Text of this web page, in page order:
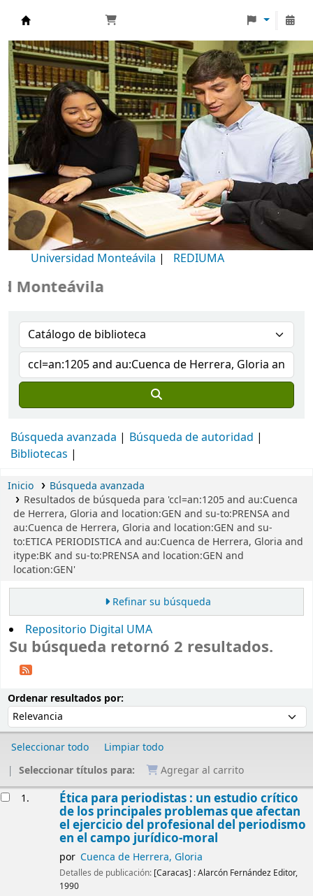
Biblioteca Universidad Monteávila
Universidad Monteávila | REDIUMA
Búsqueda avanzada
Búsqueda de autoridad
Bibliotecas
Inicio
Búsqueda avanzada
Resultados de búsqueda para 'ccl=an:1205 and au:Cuenca
de Herrera, Gloria and location:GEN and su-to:PRENSA and
au:Cuenca de Herrera, Gloria and location:GEN and su-
to:ETICA PERIODISTICA and au:Cuenca de Herrera, Gloria and
itype:BK and su-to:PRENSA and location:GEN and
location:GEN'
Refinar su búsqueda
Repositorio Digital UMA
Su búsqueda retornó 2 resultados.
Ordenar resultados por:
Seleccionar todo
Limpiar todo
Seleccionar títulos para:
Agregar al carrito
1. Ética para periodistas : un estudio crítico
de los principales problemas que afectan
el ejercicio del profesional del periodismo
en el campo jurídico-moral
por Cuenca de Herrera, Gloria
Detalles de publicación: [Caracas] :Alarcón Fernández Editor,
1990